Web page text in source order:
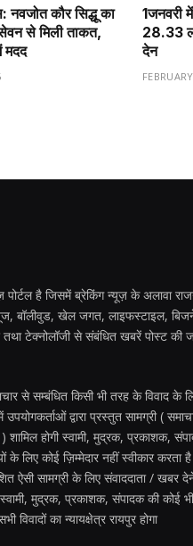
नवजोत कौर सिद्धू का
से मिली ताकत,
मदद
1️जनवरी
28.33
देन
पोर्टल है जिसमें ब्रेकिंग न्यूज़ के अलावा
बॉलीवुड, खेल जगत, लाइफस्टाइल,
तथा टेक्नोलॉजी से संबंधित खबरें पोस्ट की
से सम्बंधित किसी भी तरह के विवाद के
द्वारा प्रस्तुत सामग्री (
शामिल होगी स्वामी, मुद्रक, प्रकाशक,
के लिए कोई ज़िम्मेदार नहीं स्वीकार करता
ऐसी सामग्री के लिए संवाददाता / खबर
स्वामी, मुद्रक, प्रकाशक, संपादक की कोई भी
विवादों का न्यायक्षेत्र रायपुर होगा